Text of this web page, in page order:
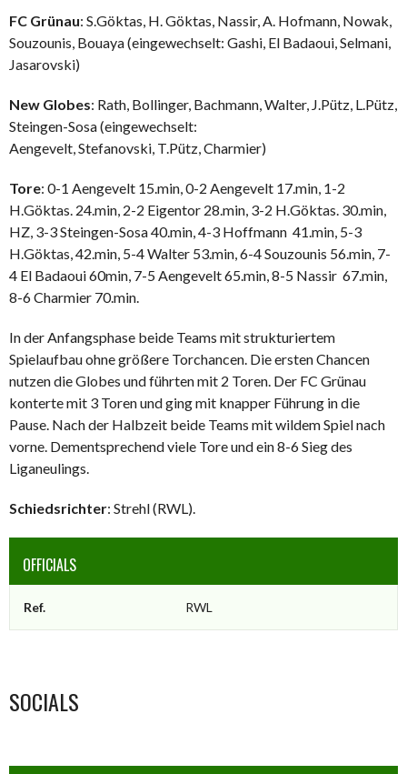
FC Grünau: S.Göktas, H. Göktas, Nassir, A. Hofmann, Nowak,
Souzounis, Bouaya (eingewechselt: Gashi, El Badaoui, Selmani,
Jasarovski)
New Globes: Rath, Bollinger, Bachmann, Walter, J.Pütz, L.Pütz,
Steingen-Sosa (eingewechselt:
Aengevelt, Stefanovski, T.Pütz, Charmier)
Tore: 0-1 Aengevelt 15.min, 0-2 Aengevelt 17.min, 1-2
H.Göktas. 24.min, 2-2 Eigentor 28.min, 3-2 H.Göktas. 30.min,
HZ, 3-3 Steingen-Sosa 40.min, 4-3 Hoffmann 41.min, 5-3
H.Göktas, 42.min, 5-4 Walter 53.min, 6-4 Souzounis 56.min, 7-
4 El Badaoui 60min, 7-5 Aengevelt 65.min, 8-5 Nassir 67.min,
8-6 Charmier 70.min.
In der Anfangsphase beide Teams mit strukturiertem
Spielaufbau ohne größere Torchancen. Die ersten Chancen
nutzen die Globes und führten mit 2 Toren. Der FC Grünau
konterte mit 3 Toren und ging mit knapper Führung in die
Pause. Nach der Halbzeit beide Teams mit wildem Spiel nach
vorne. Dementsprechend viele Tore und ein 8-6 Sieg des
Liganeulings.
Schiedsrichter: Strehl (RWL).
OFFICIALS
Ref. RWL
SOCIALS